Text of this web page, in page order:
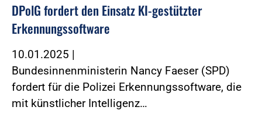
DPolG fordert den Einsatz KI-gestützter
Erkennungssoftware
10.01.2025 |
Bundesinnenministerin Nancy Faeser (SPD)
fordert für die Polizei Erkennungssoftware, die
mit künstlicher Intelligenz…